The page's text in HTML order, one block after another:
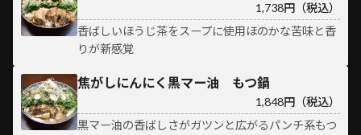
1,738円（税込）
香ばしいほうじ茶をスープに使用ほのかな苦味と香
りが新感覚
焦がしにんにく黒マー油 もつ鍋
1,848円（税込）
黒マー油の香ばしさがガツンと広がるパンチ系もつ